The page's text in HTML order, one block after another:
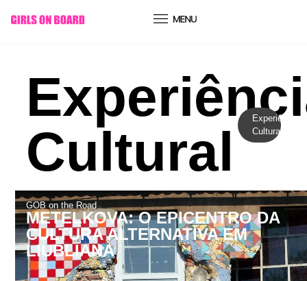
conteúdo
Cultural
Experiência
Cultural
GOB on the Road
METELKOVA: O EPICENTRO DA
CULTURA ALTERNATIVA EM
LIUBLIANA